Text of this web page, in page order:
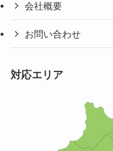
会社概要
お問い合わせ
対応エリア